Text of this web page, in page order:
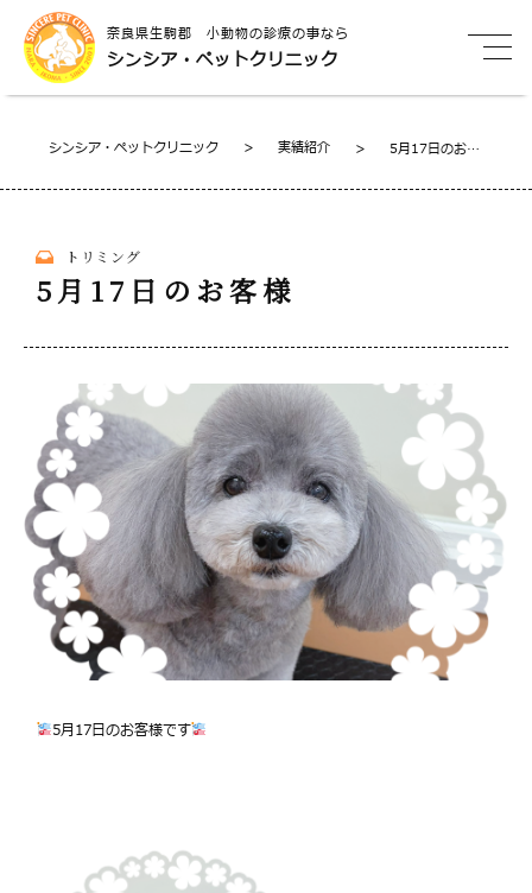
奈良県生駒郡 小動物の診療の事なら
シンシア・ペットクリニック
シンシア・ペットクリニック > 実績紹介 > 5月17日のお客
トリミング
5月17日のお客様
5月17日のお客様です